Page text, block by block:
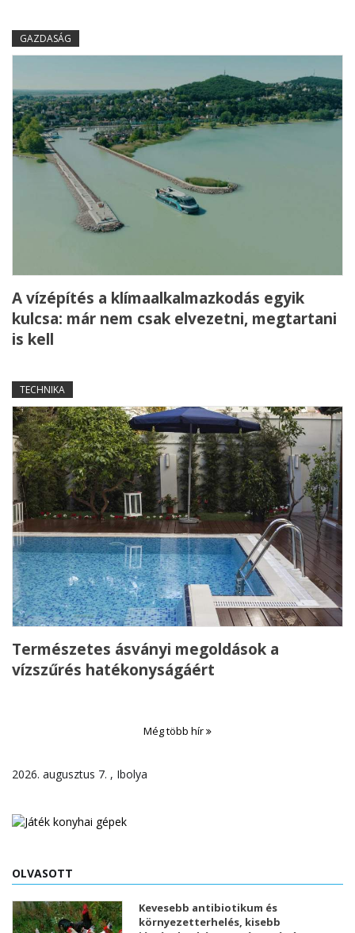
GAZDASÁG
A vízépítés a klímaalkalmazkodás egyik
kulcsa: már nem csak elvezetni, megtartani
is kell
TECHNIKA
Természetes ásványi megoldások a
vízszűrés hatékonyságáért
Még több hír
2026. augusztus 7. , Ibolya
OLVASOTT
Kevesebb antibiotikum és
környezetterhelés, kisebb